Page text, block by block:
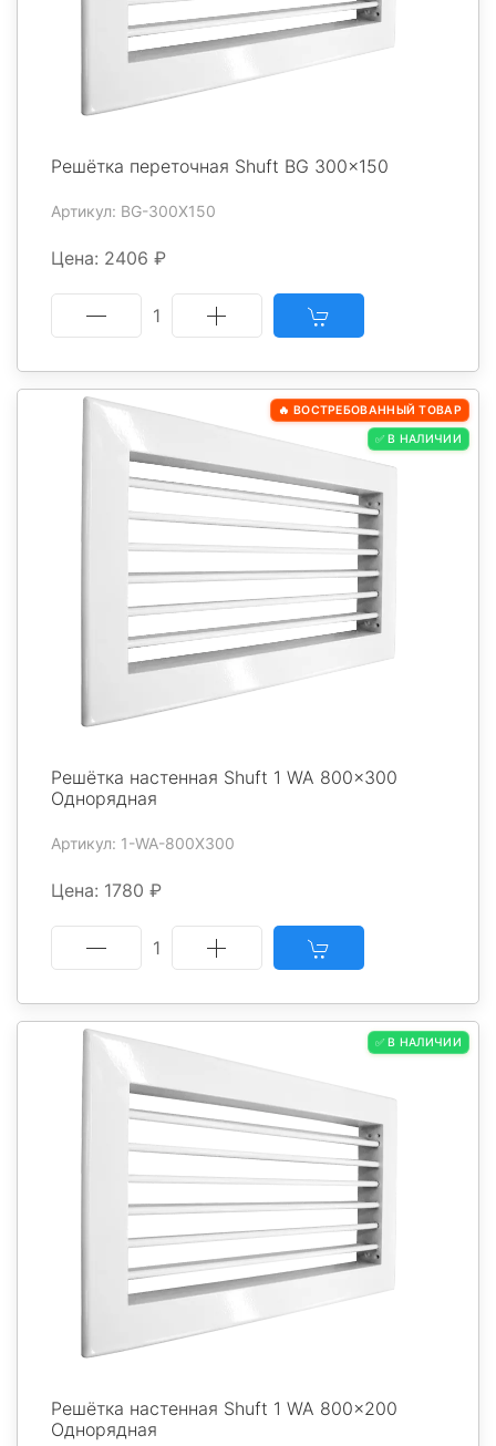
Решётка переточная Shuft BG 300x150
Артикул: BG-300X150
Цена: 2406 ₽
1
🔥 ВОСТРЕБОВАННЫЙ ТОВАР
✅ В НАЛИЧИИ
Решётка настенная Shuft 1 WA 800x300
Однорядная
Артикул: 1-WA-800X300
Цена: 1780 ₽
1
✅ В НАЛИЧИИ
Решётка настенная Shuft 1 WA 800x200
Однорядная